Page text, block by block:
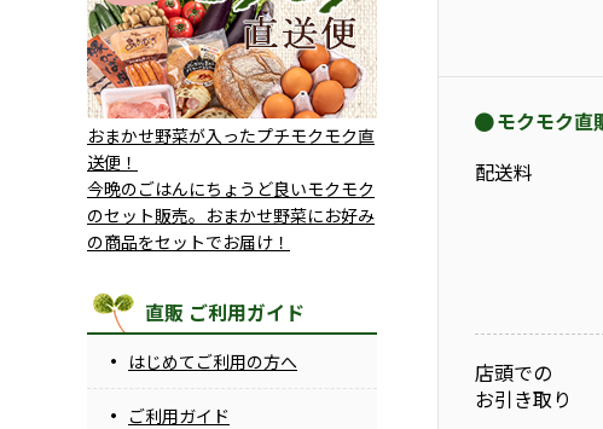
おまかせ野菜が入ったプチモクモク直
送便！
今晩のごはんにちょうど良いモクモク
のセット販売。おまかせ野菜にお好み
の商品をセットでお届け！
直販 ご利用ガイド
はじめてご利用の方へ
ご利用ガイド
モクモク直
配送料
店頭での
お引き取り